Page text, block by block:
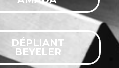
DÉPLIANT
BEYELER